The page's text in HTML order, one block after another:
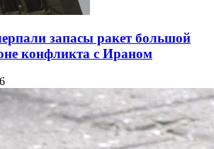
запасы ракет большой
конфликта с Ираном